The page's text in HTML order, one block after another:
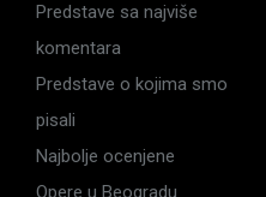
Predstave sa najviše
komentara
Predstave o kojima smo
pisali
Najbolje ocenjene
Opere u Beogradu